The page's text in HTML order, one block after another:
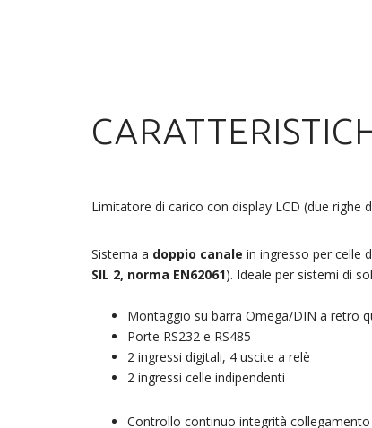
Limitatore di carico con display LCD (due righe
Sistema a doppio canale in ingresso per celle
SIL 2, norma EN62061). Ideale per sistemi di
Montaggio su barra Omega/DIN a retro
Porte RS232 e RS485
2 ingressi digitali, 4 uscite a relè
2 ingressi celle indipendenti
Controllo continuo integrità collegamento